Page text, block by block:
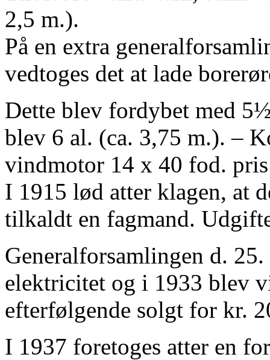
2,5 m.).
På en extra
vedtoges det at lade
Dette blev fordybet med
blev 6 al. (ca. 3,75 m.). –
vindmotor 14 x 40 fod.
I 1915 lød atter klagen, at
tilkaldt en fagmand.
Generalforsamlingen d.
elektricitet og i 1933 blev
efterfølgende solgt for kr.
I 1937 foretoges atter en